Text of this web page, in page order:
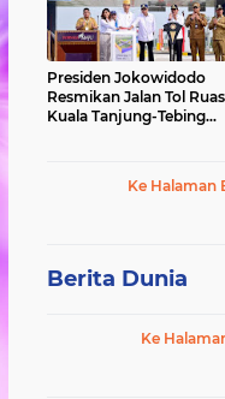
Presiden Jokowidodo
Resmikan Jalan Tol Ruas
Kuala Tanjung-Tebing
Ke Halaman
Berita Dunia
Ke